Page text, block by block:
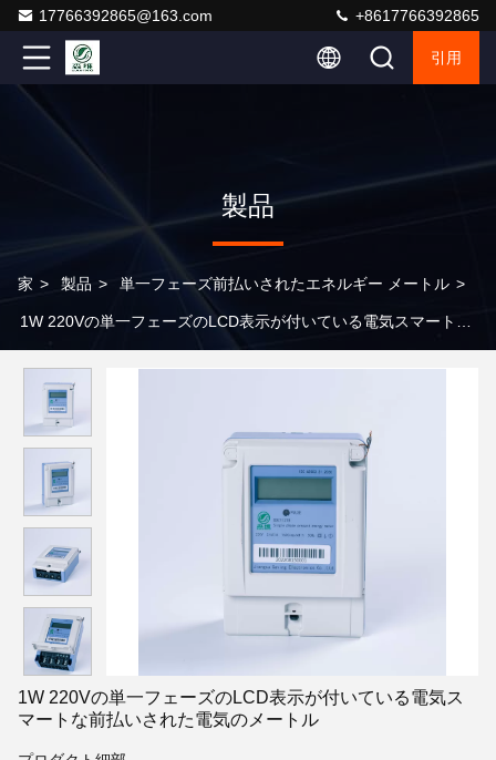
17766392865@163.com +8617766392865
引用
製品
家 > 製品 > 単一フェーズ前払いされたエネルギー メートル >
1W 220Vの単一フェーズのLCD表示が付いている電気スマートな
1W 220Vの単一フェーズのLCD表示が付いている電気ス
マートな前払いされた電気のメートル